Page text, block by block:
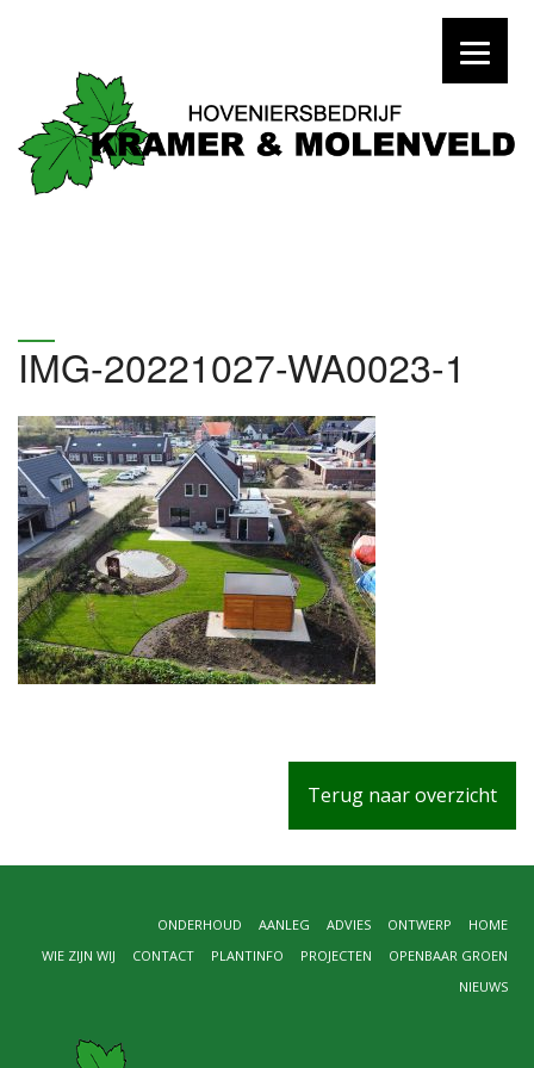
IMG-20221027-WA0023-1
Terug naar overzicht
HOME
ONTWERP
ADVIES
AANLEG
ONDERHOUD
OPENBAAR GROEN
PROJECTEN
PLANTINFO
CONTACT
WIE ZIJN WIJ
NIEUWS